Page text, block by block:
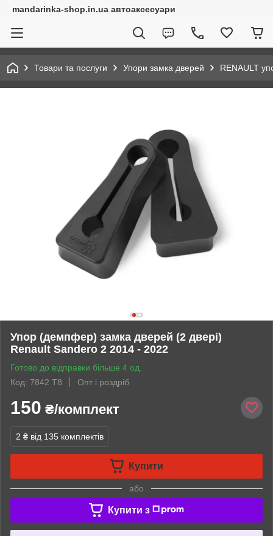
mandarinka-shop.in.ua автоаксесуари
Товари та послуги Упори замка дверей RENAULT
Упор (демпфер) замка дверей (2 двері)
Renault Sandero 2 2014 - 2022
Готово до відправки більше 4 од.
Код: 7842 Т8
Опт і роздріб
150 ₴/комплект
2 ₴ від 135 комплектів
Купити
або
Купити з